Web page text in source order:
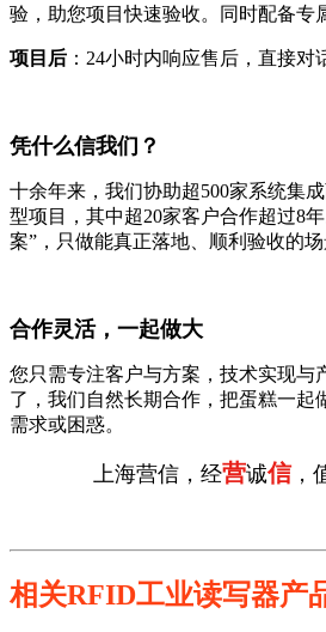
验，助您项目快速验收。同时配备专
项目后 ：24小时内响应售后，直接对
凭什么信我们？
十余年来，我们协助超500家系统集
型项目，其中超20家客户合作超过8
案”，只做能真正落地、顺利验收的场
合作灵活，一起做大
您只需专注客户与方案，技术实现与
了，我们自然长期合作，把蛋糕一起
需求或困惑。
上海营信，经营诚信，
相关RFID工业读写器产